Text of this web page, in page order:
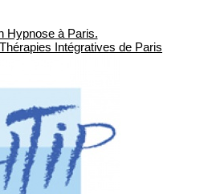
Hypnose à Paris.
Intégratives de Paris